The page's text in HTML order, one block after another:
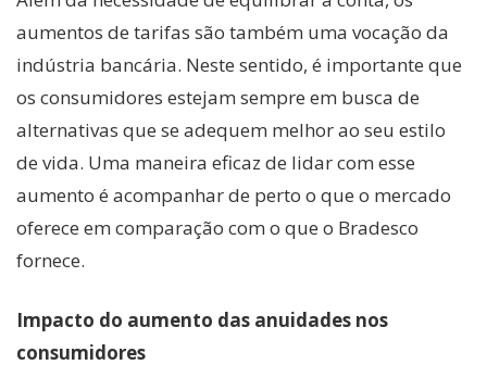
aumentos de tarifas são também uma vocação da
indústria bancária. Neste sentido, é importante que
os consumidores estejam sempre em busca de
alternativas que se adequem melhor ao seu estilo
de vida. Uma maneira eficaz de lidar com esse
aumento é acompanhar de perto o que o mercado
oferece em comparação com o que o Bradesco
fornece.
Impacto do aumento das anuidades nos
consumidores